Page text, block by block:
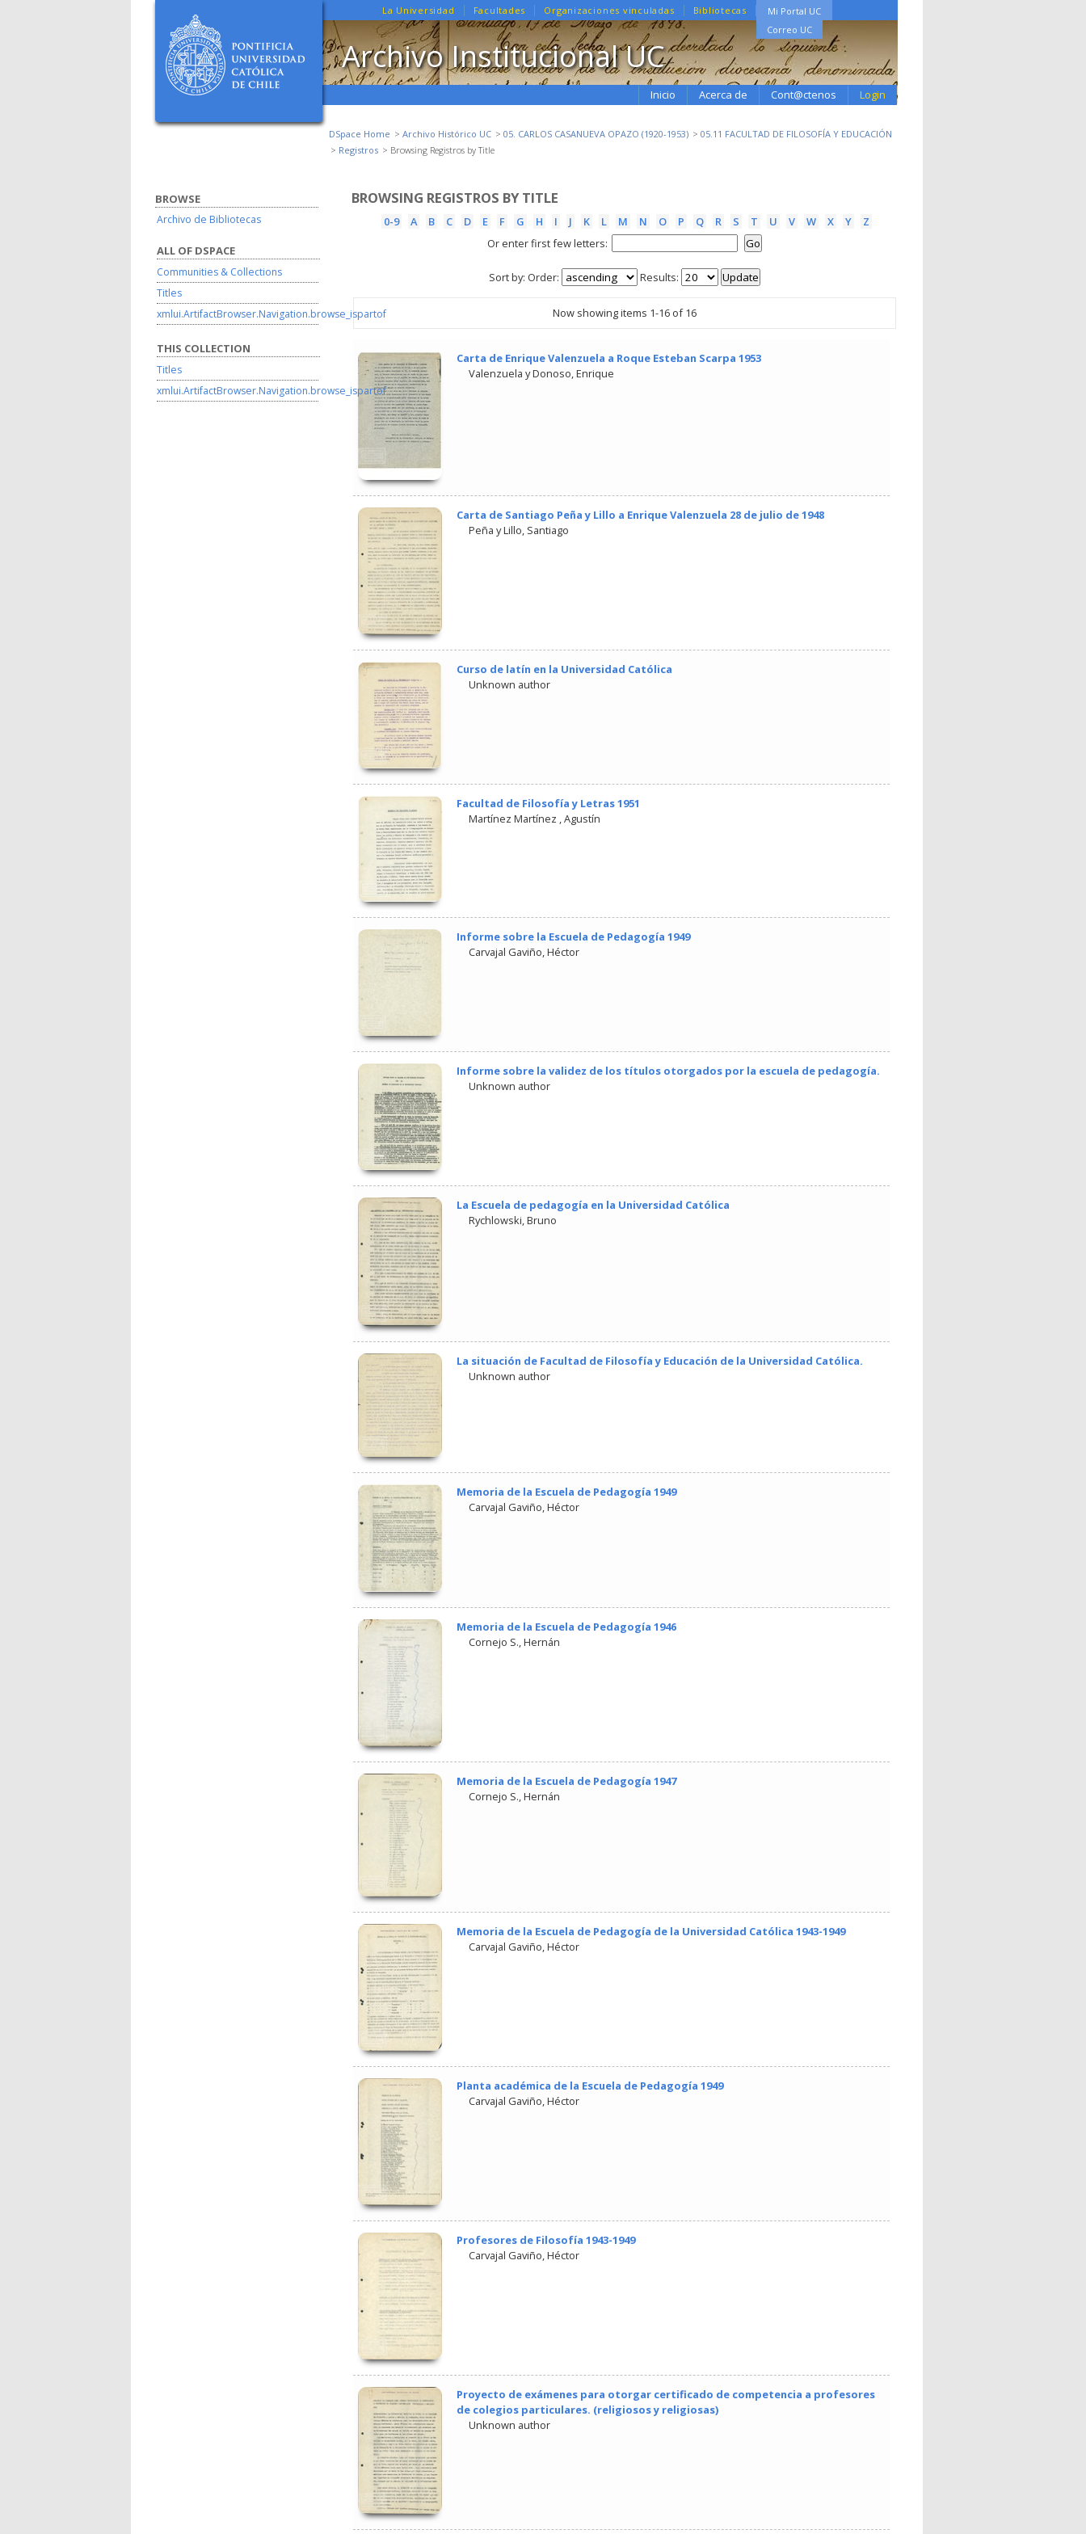
Mi Portal UC
Correo UC
La Universidad Facultades Organizaciones vinculadas Bibliotecas
Archivo Institucional UC
Login
Inicio Acerca de Cont@ctenos
DSpace Home Archivo Histórico UC 05. CARLOS CASANUEVA OPAZO (1920-1953)
05.11 FACULTAD DE FILOSOFÍA Y EDUCACIÓN
Registros
Browsing Registros by Title
BROWSING REGISTROS BY TITLE
0-9 A B C D E F G H I J K L M N O P Q R S T U V W X Y
Z
Or enter first few letters:
Sort by: Order: Results:
Now showing items 1-16 of 16
Carta de Enrique Valenzuela a Roque Esteban Scarpa 1953
Valenzuela y Donoso, Enrique
Carta de Santiago Peña y Lillo a Enrique Valenzuela 28 de julio de 1948
Peña y Lillo, Santiago
Curso de latín en la Universidad Católica
Unknown author
Facultad de Filosofía y Letras 1951
Martínez Martínez , Agustín
Informe sobre la Escuela de Pedagogía 1949
Carvajal Gaviño, Héctor
Informe sobre la validez de los títulos otorgados por la escuela de pedagogía.
Unknown author
La Escuela de pedagogía en la Universidad Católica
Rychlowski, Bruno
La situación de Facultad de Filosofía y Educación de la Universidad Católica.
Unknown author
Memoria de la Escuela de Pedagogía 1949
Carvajal Gaviño, Héctor
Memoria de la Escuela de Pedagogía 1946
Cornejo S., Hernán
Memoria de la Escuela de Pedagogía 1947
Cornejo S., Hernán
Memoria de la Escuela de Pedagogía de la Universidad Católica 1943-1949
Carvajal Gaviño, Héctor
Planta académica de la Escuela de Pedagogía 1949
Carvajal Gaviño, Héctor
Profesores de Filosofía 1943-1949
Carvajal Gaviño, Héctor
Proyecto de exámenes para otorgar certificado de competencia a profesores
de colegios particulares. (religiosos y religiosas)
Unknown author
BROWSE
Archivo de Bibliotecas
ALL OF DSPACE
Communities & Collections
Titles
xmlui.ArtifactBrowser.Navigation.browse_ispartof
THIS COLLECTION
Titles
xmlui.ArtifactBrowser.Navigation.browse_ispartof